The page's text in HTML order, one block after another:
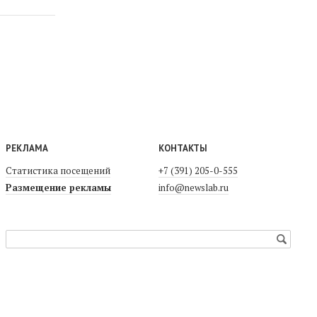
РЕКЛАМА
Статистика посещений
Размещение рекламы
КОНТАКТЫ
+7 (391) 205-0-555
info@newslab.ru